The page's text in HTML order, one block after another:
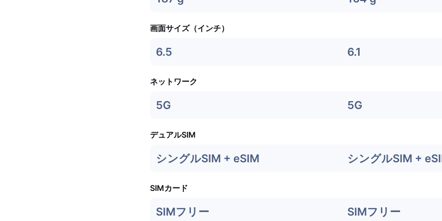
画面サイズ（インチ）
6.5 6.1
ネットワーク
5G 5G
デュアルSIM
シングルSIM + eSIM シングルSIM +
SIMカード
SIMフリー SIMフリー